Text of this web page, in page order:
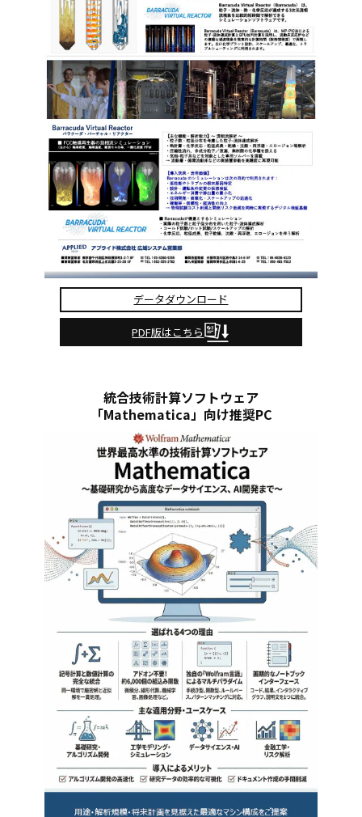
データダウンロード
PDF版はこちら
統合技術計算ソフトウェア
「Mathematica」向け推奨PC